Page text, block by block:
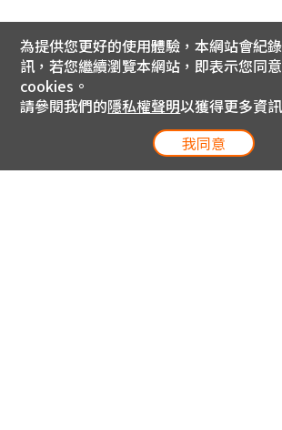
為提供您更好的使用體驗，本網站會紀
訊，若您繼續瀏覽本網站，即表示您同
cookies。
請參閱我們的隱私權聲明以獲得更多資訊
我同意